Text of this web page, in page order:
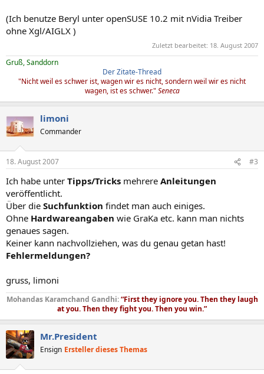
(Ich benutze Beryl unter openSUSE 10.2 mit nVidia Treiber
ohne Xgl/AIGLX )
Zuletzt bearbeitet: 18. August 2007
Gruß, Sanddorn
Der Zitate-Thread
"Nicht weil es schwer ist, wagen wir es nicht, sondern weil wir es nicht
wagen, ist es schwer." Seneca
limoni
Commander
18. August 2007 #3
Ich habe unter Tipps/Tricks mehrere Anleitungen
veröffentlicht.
Über die Suchfunktion findet man auch einiges.
Ohne Hardwareangaben wie GraKa etc. kann man nichts
genaues sagen.
Keiner kann nachvollziehen, was du genau getan hast!
Fehlermeldungen?
gruss, limoni
Mohandas Karamchand Gandhi: “First they ignore you. Then they laugh
at you. Then they fight you. Then you win.”
Mr.President
Ensign Ersteller dieses Themas